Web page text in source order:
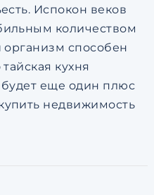
Испокон веков
количеством
способен
кухня
будет еще один плюс
недвижимость